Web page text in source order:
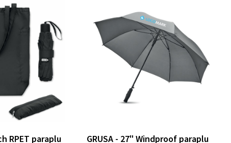
RPET paraplu
GRUSA - 27" Windproof paraplu